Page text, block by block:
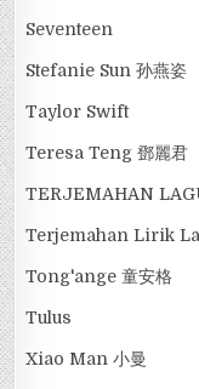
Seventeen
Stefanie Sun 孙燕姿
Taylor Swift
Teresa Teng 鄧麗君
TERJEMAHAN
Terjemahan Lirik
Tong'ange 童安格
Tulus
Xiao Man 小曼